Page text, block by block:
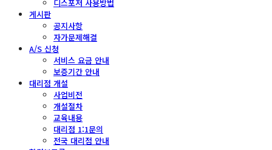
디스포저 사용방법
게시판
공지사항
자가문제해결
A/S 신청
서비스 요금 안내
보증기간 안내
대리점 개설
사업비전
개설절차
교육내용
대리점 1:1문의
전국 대리점 안내